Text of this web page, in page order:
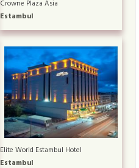
Crowne Plaza Asia
Estambul
Elite World Estambul Hotel
Estambul